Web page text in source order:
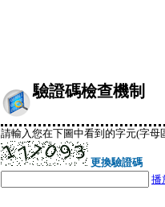
驗證碼檢查機制
請輸入您在下圖中看到的字元(字母
更換驗證碼
播